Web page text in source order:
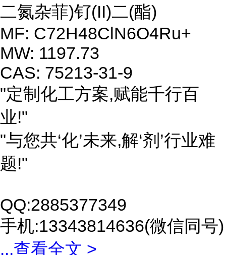
二氮杂菲)钌(II)二(酯)
MF: C72H48ClN6O4Ru+
MW: 1197.73
CAS: 75213-31-9
"定制化工方案,赋能千行百
业!"
"与您共‘化’未来,解‘剂’行业难
题!"
QQ:2885377349
手机:13343814636(微信同号)
...查看全文 >